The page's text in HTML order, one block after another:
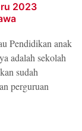
2023
Pendidikan anak
adalah sekolah
sudah
perguruan